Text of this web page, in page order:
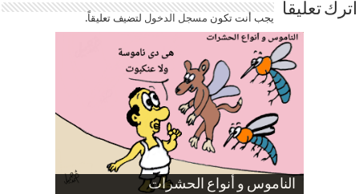
اترك تعليقاً يجب أنت تكون مسجل الدخوللتضيف تعليقاً.
الناموس و أنواع الحشرات
الموظفين بعد ارتفاع الأسعار
ارتفاع نسبة الطلاق في مصر
صورة كاركاتيرية
صورة كاركاتيرية